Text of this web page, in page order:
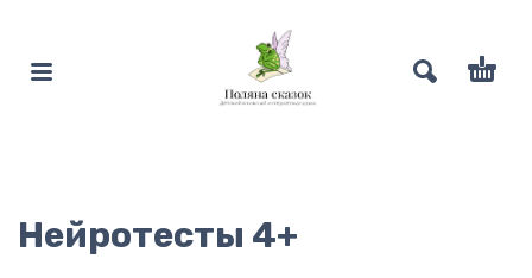
Нейротесты 4+